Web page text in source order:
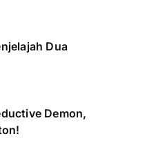
Dua
Demon,